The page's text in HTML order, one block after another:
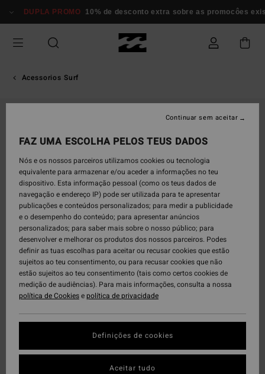
para
informação
DUPLA PROMO 10% de desconto extra sobre as promocôes
Acessorios Surf
FAZ UMA ESCOLHA PELOS TEUS DADOS
Nós e os nossos parceiros utilizamos cookies ou tecnologia
equivalente para armazenar e/ou aceder a informações no teu
dispositivo. Esta informação pessoal (como os teus dados de
navegação e endereço IP) pode ser utilizada para te apresentar
publicações e conteúdos personalizados; para medir a publicidade
e o desempenho do conteúdo; para apresentar anúncios
personalizados; para saber mais sobre o nosso público; para
desenvolver e melhorar os produtos dos nossos parceiros. Podes
definir as tuas escolhas para aceitar ou recusar cookies que estão
sujeitos ao teu consentimento, ou para recusar cookies que não
estão sujeitos ao teu consentimento (tais como certos cookies de
medição de audiências). Para mais informações, consulta a nossa
política de Cookiesepolítica de privacidade
Definições de cookies
Continuar sem aceitar
Aceitar tudo